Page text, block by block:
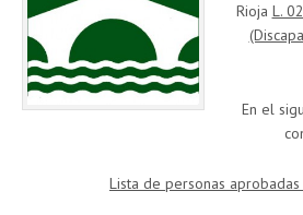
Rioja L.
En el
Lista de personas